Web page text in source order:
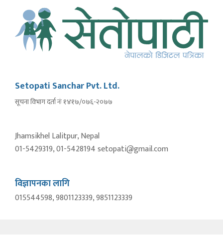
Setopati Sanchar Pvt. Ltd.
सूचना विभाग दर्ता नंः १४१७/०७६-२०७७
Jhamsikhel Lalitpur, Nepal
01-5429319, 01-5428194 setopati@gmail.com
विज्ञापनका लागि
015544598, 9801123339, 9851123339